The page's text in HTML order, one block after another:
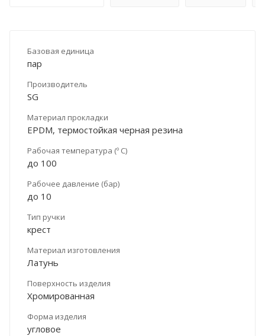
Базовая единица
пар
Производитель
SG
Материал прокладки
EPDM, термостойкая черная резина
Рабочая температура (º С)
до 100
Рабочее давление (бар)
до 10
Тип ручки
крест
Материал изготовления
Латунь
Поверхность изделия
Хромированная
Форма изделия
угловое